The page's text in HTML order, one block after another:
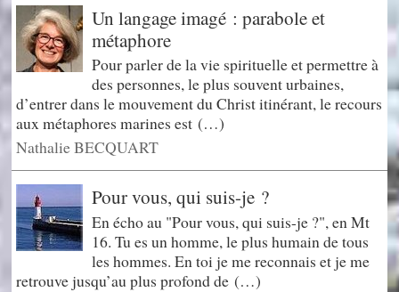
Un langage imagé : parabole et
métaphore
Pour parler de la vie spirituelle et permettre à
des personnes, le plus souvent urbaines,
d’entrer dans le mouvement du Christ itinérant, le recours
aux métaphores marines est (…)
Nathalie BECQUART
Pour vous, qui suis-je ?
En écho au "Pour vous, qui suis-je ?", en Mt
16. Tu es un homme, le plus humain de tous
les hommes. En toi je me reconnais et je me
retrouve jusqu’au plus profond de (…)